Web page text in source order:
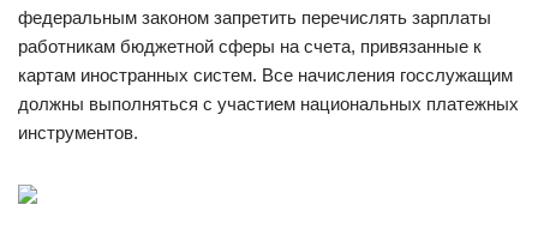
федеральным законом запретить перечислять зарплаты
работникам бюджетной сферы на счета, привязанные к
картам иностранных систем. Все начисления госслужащим
должны выполняться с участием национальных платежных
инструментов.